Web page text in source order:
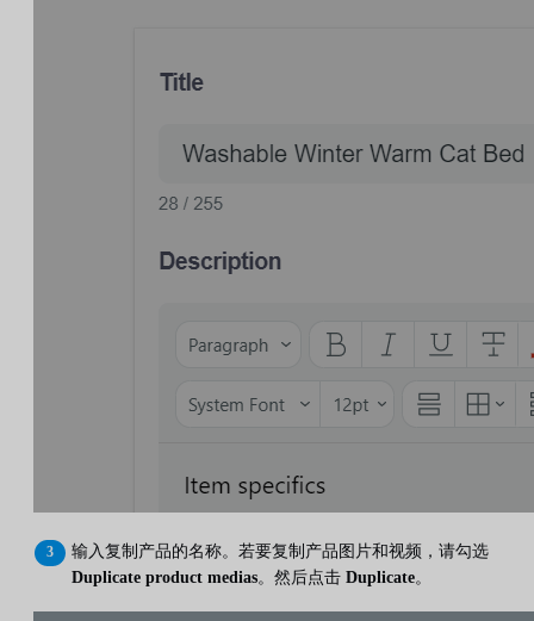
输入复制产品的名称。若要复制产品图片和视频，请勾选
Duplicate product medias。然后点击 Duplicate。